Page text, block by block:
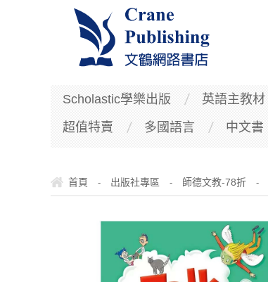
Scholastic學樂出版 英語主教材
超值特賣
多國語言 中文書
首頁 - 出版社專區 - 師德文教-78折 -